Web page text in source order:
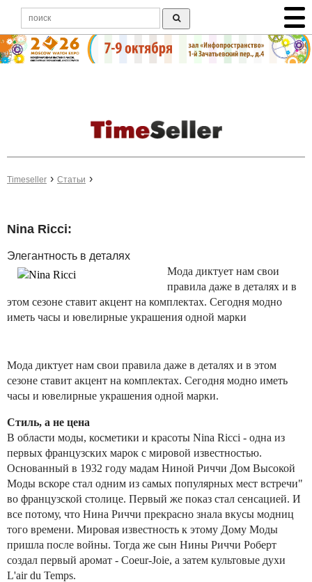
Timeseller Статьи
Nina Ricci:
Элегантность в деталях
Мода диктует нам свои
правила даже в деталях и в
этом сезоне ставит акцент на комплектах. Сегодня модно
иметь часы и ювелирные украшения одной марки
Мода диктует нам свои правила даже в деталях и в этом
сезоне ставит акцент на комплектах. Сегодня модно иметь
часы и ювелирные украшения одной марки.
Стиль, а не цена
В области моды, косметики и красоты Nina Ricci - одна из
первых французских марок с мировой известностью.
Основанный в 1932 году мадам Ниной Риччи Дом Высокой
Моды вскоре стал одним из самых популярных мест встречи"
во французской столице. Первый же показ стал сенсацией. И
все потому, что Нина Риччи прекрасно знала вкусы модниц
того времени. Мировая известность к этому Дому Моды
пришла после войны. Тогда же сын Нины Риччи Роберт
создал первый аромат - Coeur-Joie, а затем культовые духи
L'air du Temps.